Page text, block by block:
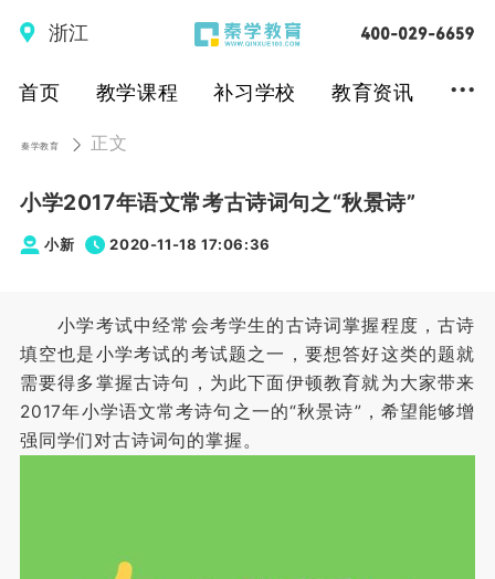
浙江
首页 教学课程 补习学校 教育资讯 ...
秦学教育 正文
小学2017年语文常考古诗词句之“秋景诗”
小新 2020-11-18 17:06:36
小学考试中经常会考学生的古诗词掌握程度，古诗
填空也是小学考试的考试题之一，要想答好这类的题就
需要得多掌握古诗句，为此下面伊顿教育就为大家带来
2017年小学语文常考诗句之一的“秋景诗”，希望能够增
强同学们对古诗词句的掌握。